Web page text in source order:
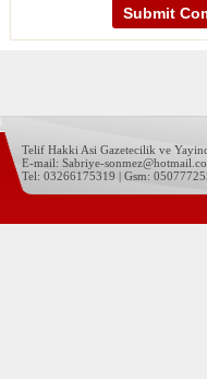
Telif Hakki Asi Gazetecilik ve
E-mail: Sabriye-
Tel: 03266175319 | Gsm: